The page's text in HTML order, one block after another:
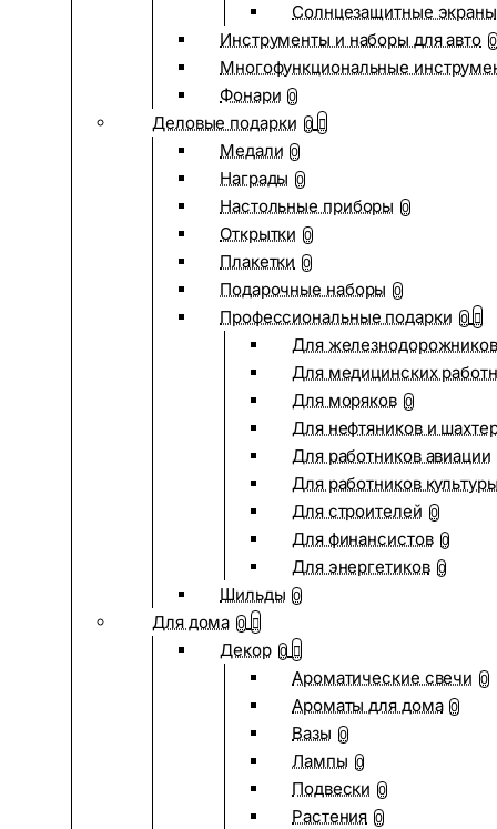
Солнцезащитные экраны
Инструменты и наборы для авто 0
Многофункциональные
Фонари 0
Деловые подарки 0
Медали 0
Награды 0
Настольные приборы 0
Открытки 0
Плакетки 0
Подарочные наборы 0
Профессиональные подарки 0
Для железнодорожников
Для медицинских
Для моряков 0
Для нефтяников и
Для работников авиации
Для работников
Для строителей 0
Для финансистов 0
Для энергетиков 0
Шильды 0
Для дома 0
Декор 0
Ароматические свечи 0
Ароматы для дома 0
Вазы 0
Лампы 0
Подвески 0
Растения 0